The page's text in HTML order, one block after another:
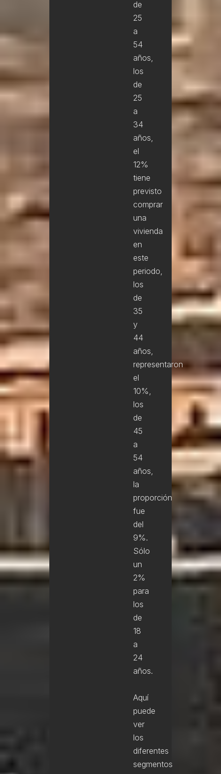
de
25
a
54
años,
los
de
25
a
34
años,
el
12%
tiene
previsto
comprar
una
vivienda
en
este
periodo,
los
de
35
y
44
años,
representaron
el
10%,
los
de
45
a
54
años,
la
proporción
fue
del
9%.
Sólo
un
2%
para
los
de
18
a
24
años.
Aquí
puede
ver
los
diferentes
segmentos